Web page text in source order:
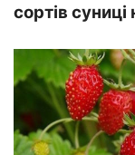
сортів суниці